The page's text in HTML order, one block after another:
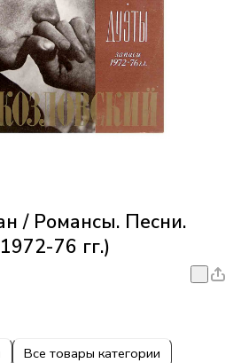
/ Романсы. Песни.
76 гг.)
Все товары категории